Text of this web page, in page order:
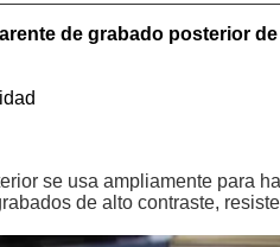
de grabado posterior
se usa ampliamente para
de alto contraste,